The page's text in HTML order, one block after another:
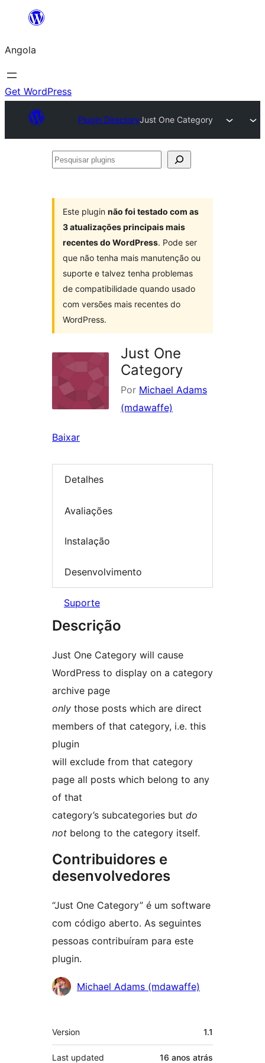
Saltar
o
conteúdo
Angola
Get WordPress
Plugin DirectoryJust One Category
Pesquisar
Este plugin não foi testado com as
3 atualizações principais mais
recentes do WordPress. Pode ser
que não tenha mais manutenção ou
suporte e talvez tenha problemas
de compatibilidade quando usado
com versões mais recentes do
WordPress.
Just One
Category
Por Michael Adams
(mdawaffe)
Baixar
Detalhes
Avaliações
Instalação
Desenvolvimento
Suporte
Descrição
Just One Category will cause
WordPress to display on a category
archive page
only those posts which are direct
members of that category, i.e. this
plugin
will exclude from that category
page all posts which belong to any
of that
category’s subcategories but do
not belong to the category itself.
Contribuidores e
desenvolvedores
“Just One Category” é um software
com código aberto. As seguintes
pessoas contribuíram para este
plugin.
Contribuidores
Michael Adams (mdawaffe)
Meta
Version 1.1
Last updated 16 anos atrás